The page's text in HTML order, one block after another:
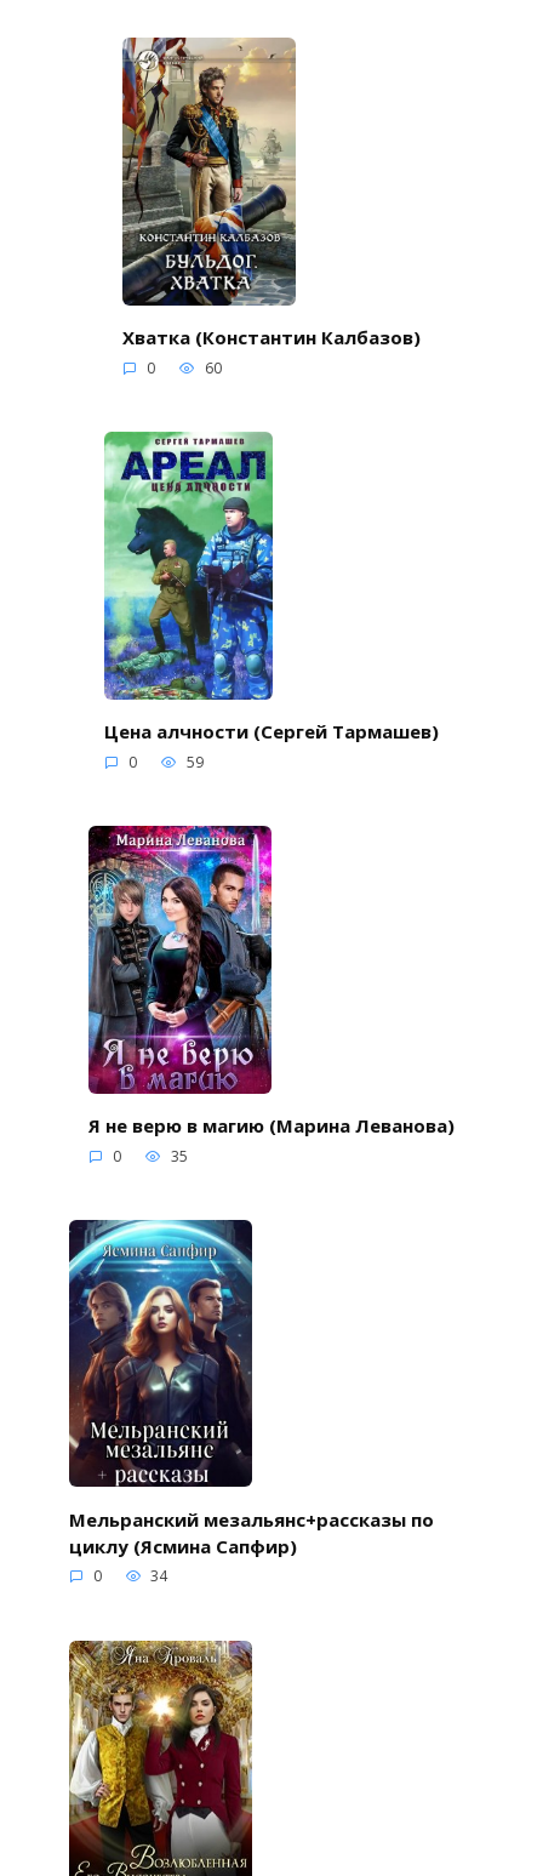
Хватка (Константин Калбазов)
0 60
Цена алчности (Сергей Тармашев)
0 59
Я не верю в магию (Марина Леванова)
0 35
Мельранский мезальянс+рассказы по
циклу (Ясмина Сапфир)
0 34